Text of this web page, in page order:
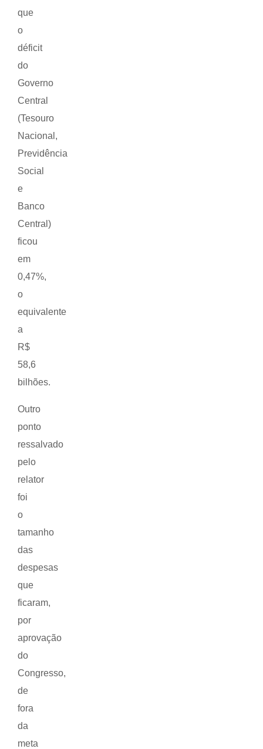
que
o
déficit
do
Governo
Central
(Tesouro
Nacional,
Previdência
Social
e
Banco
Central)
ficou
em
0,47%,
o
equivalente
a
R$
58,6
bilhões.
Outro
ponto
ressalvado
pelo
relator
foi
o
tamanho
das
despesas
que
ficaram,
por
aprovação
do
Congresso,
de
fora
da
meta